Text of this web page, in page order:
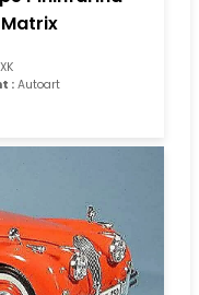
XK
:Autoart